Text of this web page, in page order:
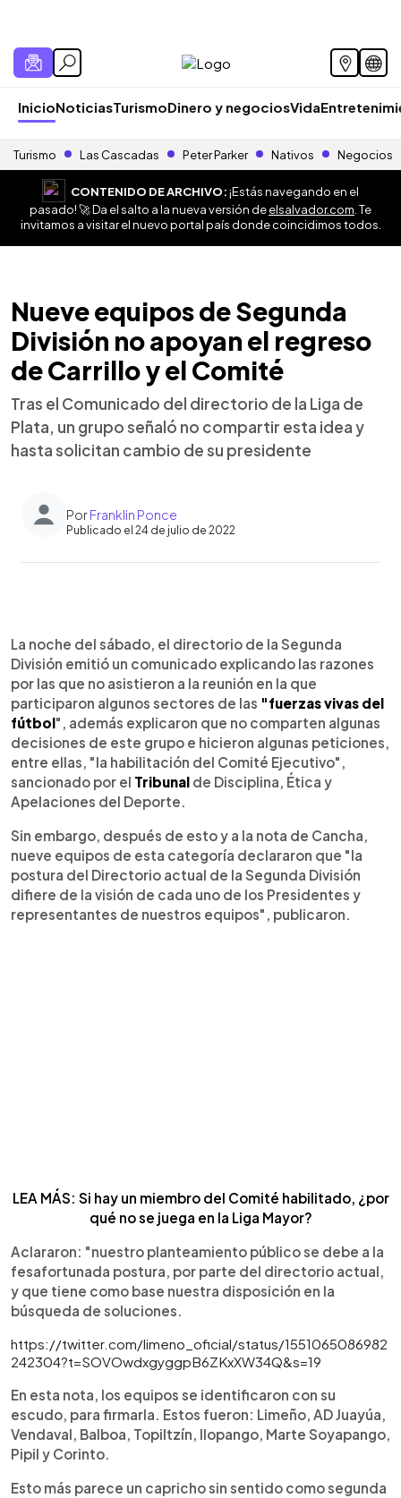
InicioNoticiasTurismoDinero y negociosVida
Turismo Las Cascadas Peter Parker Nativos Negocios
CONTENIDO DE ARCHIVO:¡Estás navegando en el
pasado! 🚀 Da el salto a la nueva versión deelsalvador.com . Te
invitamos a visitar el nuevo portal país donde coincidimos todos.
Nueve equipos de Segunda
División no apoyan el regreso
de Carrillo y el Comité
Tras el Comunicado del directorio de la Liga de
Plata, un grupo señaló no compartir esta idea y
hasta solicitan cambio de su presidente
PorFranklin Ponce
Publicado el 24 de julio de 2022
► Escuchar artículo
La noche del sábado, el directorio de la Segunda
División emitió un comunicado explicando las razones
por las que no asistieron a la reunión en la que
participaron algunos sectores de las "fuerzas vivas del
fútbol", además explicaron que no comparten algunas
decisiones de este grupo e hicieron algunas peticiones,
entre ellas, "la habilitación del Comité Ejecutivo",
sancionado por el Tribunal de Disciplina, Ética y
Apelaciones del Deporte.
Sin embargo, después de esto y a la nota de Cancha,
nueve equipos de esta categoría declararon que "la
postura del Directorio actual de la Segunda División
difiere de la visión de cada uno de los Presidentes y
representantes de nuestros equipos", publicaron.
LEA MÁS: Si hay un miembro del Comité habilitado, ¿por
qué no se juega en la Liga Mayor?
Aclararon: "nuestro planteamiento público se debe a la
fesafortunada postura, por parte del directorio actual,
y que tiene como base nuestra disposición en la
búsqueda de soluciones.
https://twitter.com/limeno_oficial/status/1551065086982
242304?t=SOVOwdxgyggpB6ZKxXW34Q&s=19
En esta nota, los equipos se identificaron con su
escudo, para firmarla. Estos fueron: Limeño, AD Juayúa,
Vendaval, Balboa, Topiltzín, Ilopango, Marte Soyapango,
Pipil y Corinto.
Esto más parece un capricho sin sentido como segunda